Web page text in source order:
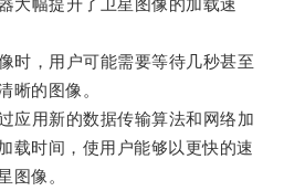
幅提升了卫星图像的加载速
，用户可能需要等待几秒甚至
晰的图像。
用新的数据传输算法和网络加
载时间，使用户能够以更快的速
图像。